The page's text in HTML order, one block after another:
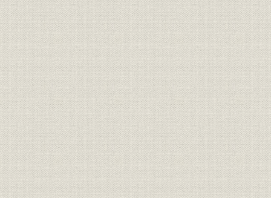
第3章 「いざなぎ景気」下での経営発展
II 言論編 自由主義経済路線を貫く
第1章 高度成長前夜の日本経済
第2章 高度成長前半期の日本経済
第3章 「昭和四〇年不況」から「いざなぎ景気」へ
第4章 資本自由化=寡占体制論への挑戦
第6部 昭和戦後期 3
I 経営編 試練を超えて総合経済情報路線を追求